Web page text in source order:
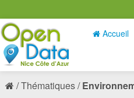
Accueil
Thématiques